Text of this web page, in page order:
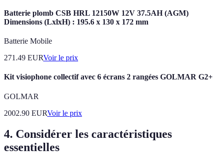
Batterie plomb CSB HRL 12150W 12V 37.5AH (AGM)
Dimensions (LxlxH) : 195.6 x 130 x 172 mm
Batterie Mobile
271.49 EURVoir le prix
Kit visiophone collectif avec 6 écrans 2 rangées GOLMAR G2+
GOLMAR
2002.90 EURVoir le prix
4. Considérer les caractéristiques
essentielles